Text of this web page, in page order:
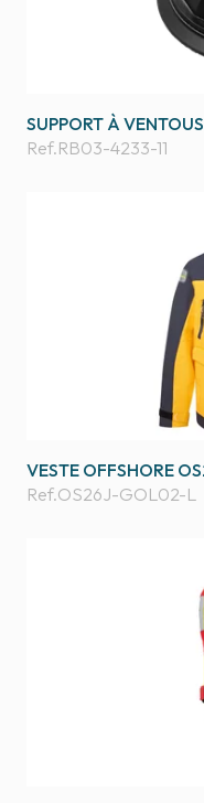
SUPPORT À
Ref.RB03-4233-11
VESTE OFFSHORE
Ref.OS26J-GOL02-L